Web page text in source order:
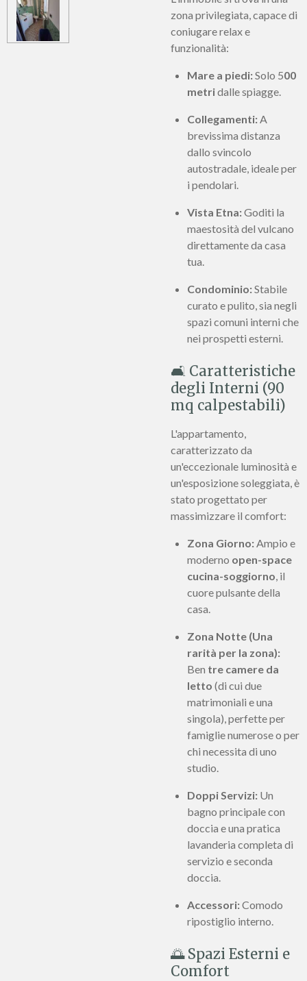
zona privilegiata, capace di
coniugare relax e
funzionalità:
Mare a piedi:Solo 500
metridalle spiagge.
Collegamenti:A
brevissima distanza
dallo svincolo
autostradale, ideale per
i pendolari.
Vista Etna:Goditi la
maestosità del vulcano
direttamente da casa
tua.
Condominio:Stabile
curato e pulito, sia negli
spazi comuni interni che
nei prospetti esterni.
🛋️ Caratteristiche
degli Interni (90
mq calpestabili)
L'appartamento,
caratterizzato da
un'eccezionale luminosità e
un'esposizione soleggiata, è
stato progettato per
massimizzare il comfort:
Zona Giorno:Ampio e
moderno open-space
cucina-soggiorno, il
cuore pulsante della
casa.
Zona Notte (Una
rarità per la zona):
Ben tre camere da
letto (di cui due
matrimoniali e una
singola), perfette per
famiglie numerose o per
chi necessita di uno
studio.
Doppi Servizi: Un
bagno principale con
doccia e una pratica
lavanderia completa di
servizio e seconda
doccia.
Accessori:Comodo
ripostiglio interno.
🌅 Spazi Esterni e
Comfort